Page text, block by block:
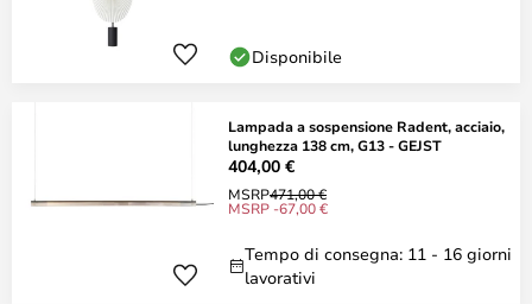
Disponibile
Lampada a sospensione Radent, acciaio,
lunghezza 138 cm, G13 - GEJST
404,00 €
MSRP471,00 €
MSRP -67,00 €
Tempo di consegna: 11 - 16 giorni
lavorativi